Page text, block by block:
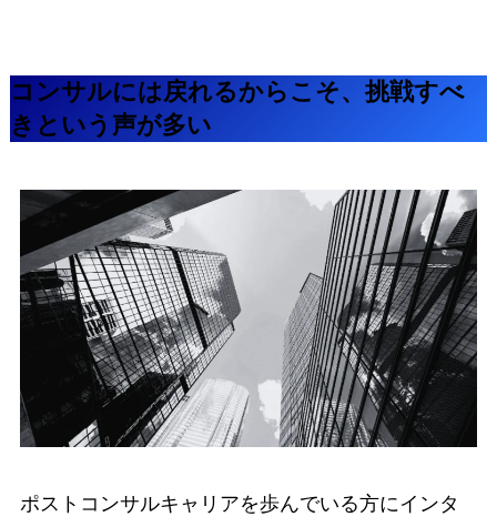
コンサルには戻れるからこそ、挑戦すべ
きという声が多い
ポストコンサルキャリアを歩んでいる方にインタ